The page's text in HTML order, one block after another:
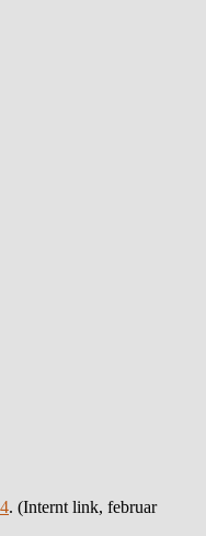
. (Internt link, februar